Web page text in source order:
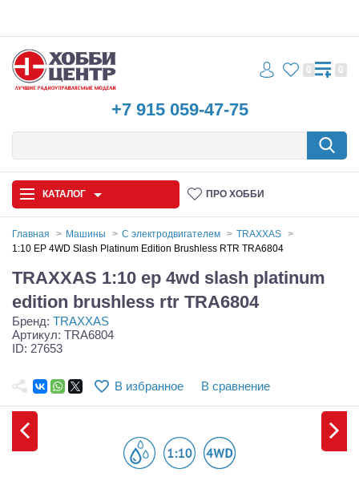
+7 915 059-47-75
0 0
КАТАЛОГ ПРО ХОББИ
Запчасти и аксессуары
Игрушки
Судомодели
Главная Машины С электродвигателем
TRAXXAS
1:10 EP 4WD Slash Platinum Edition Brushless RTR TRA6804
TRAXXAS 1:10 ep 4wd slash platinum
edition brushless rtr TRA6804
Бренд: TRAXXAS
Артикул: TRA6804
ID: 27653
В избранное В сравнение